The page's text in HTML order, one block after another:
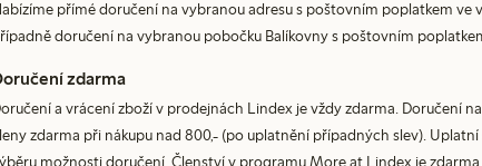
přímé doručení na vybranou adresu s poštovním poplatkem ve
doručení na vybranou pobočku Balíkovny s poštovním
zdarma
a vrácení zboží v prodejnách Lindex je vždy zdarma. Doručení
zdarma při nákupu nad 800,- (po uplatnění případných slev). Uplatní
možnosti doručení. Členství v programu More at Lindex je zdarma.